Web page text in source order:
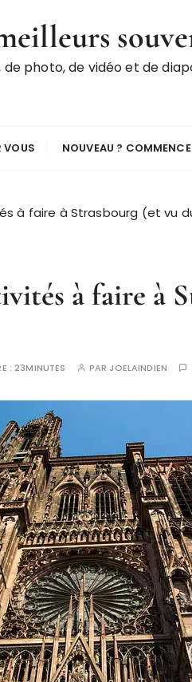
de photo, de vidéo et de
VOUS NOUVEAU ?
à faire à Strasbourg (et vu
à faire à
:23MINUTES PAR JOELAINDIEN